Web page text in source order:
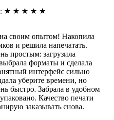
: ★ ★ ★ ★ ★
своим опытом! Накопила
и решила напечатать.
простым: загрузила
форматы и сделала
интерфейс сильно
уберите времени, но
быстро. Забрала в удобном
Качество печати
заказывать снова.